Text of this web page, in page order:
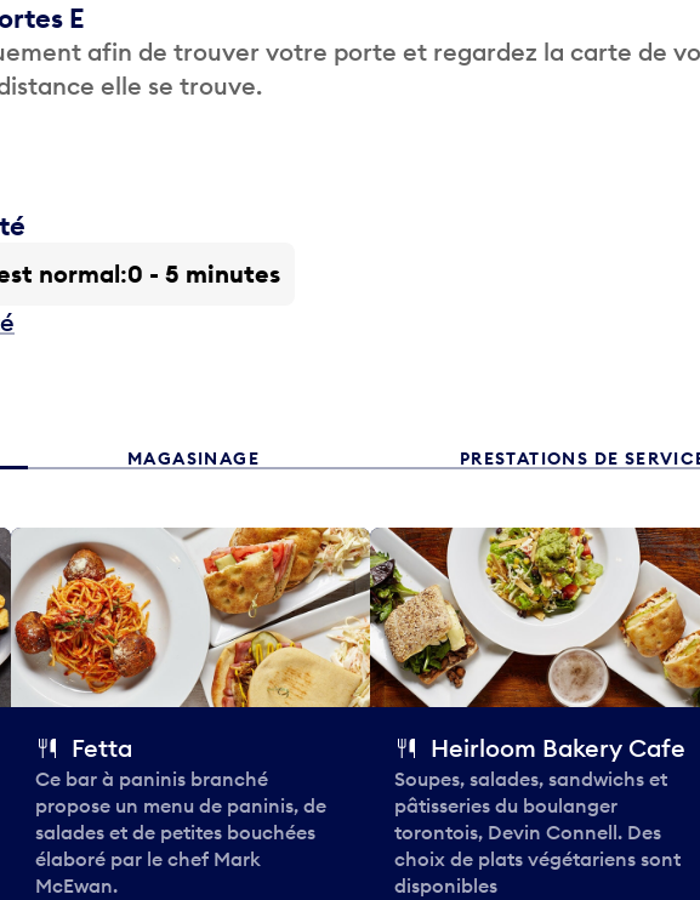
E
afin de trouver votre porte et regardez la carte de
elle se trouve.
normal 0 - 5 minutes
MAGASINAGE PRESTATIONS DE
Fetta
Ce bar à paninis branché
propose un menu de paninis, de
salades et de petites bouchées
élaboré par le chef Mark
McEwan.
Heirloom Bakery Cafe
Soupes, salades, sandwichs et
pâtisseries du boulanger
torontois, Devin Connell. Des
choix de plats végétariens sont
disponibles